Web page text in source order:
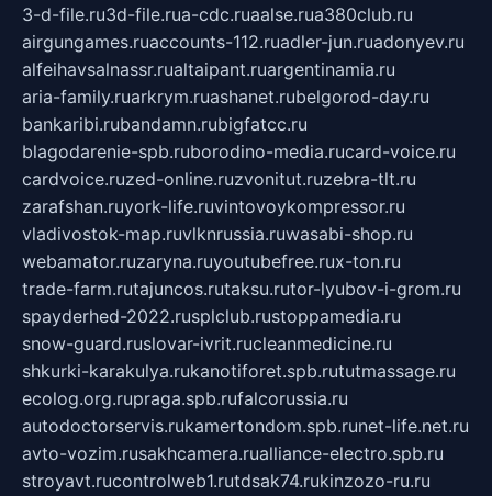
3-d-file.ru3d-file.rua-cdc.ruaalse.rua380club.ru
airgungames.ruaccounts-112.ruadler-jun.ruadonyev.ru
alfeihavsalnassr.rualtaipant.ruargentinamia.ru
aria-family.ruarkrym.ruashanet.rubelgorod-day.ru
bankaribi.rubandamn.rubigfatcc.ru
blagodarenie-spb.ruborodino-media.rucard-voice.ru
cardvoice.ruzed-online.ruzvonitut.ruzebra-tlt.ru
zarafshan.ruyork-life.ruvintovoykompressor.ru
vladivostok-map.ruvlknrussia.ruwasabi-shop.ru
webamator.ruzaryna.ruyoutubefree.rux-ton.ru
trade-farm.rutajuncos.rutaksu.rutor-lyubov-i-grom.ru
spayderhed-2022.rusplclub.rustoppamedia.ru
snow-guard.ruslovar-ivrit.rucleanmedicine.ru
shkurki-karakulya.rukanotiforet.spb.rututmassage.ru
ecolog.org.rupraga.spb.rufalcorussia.ru
autodoctorservis.rukamertondom.spb.runet-life.net.ru
avto-vozim.rusakhcamera.rualliance-electro.spb.ru
stroyavt.rucontrolweb1.rutdsak74.rukinzozo-ru.ru